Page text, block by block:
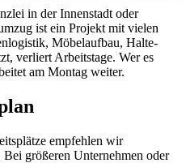
in der Innenstadt oder
ist ein Projekt mit vielen
Möbelaufbau, Halte­
verliert Arbeitstage. Wer es
am Montag weiter.
empfehlen wir
größeren Unter­nehmen oder